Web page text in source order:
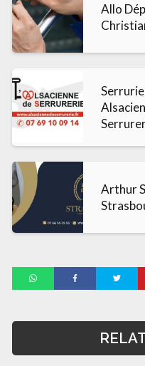
Allo
Arthur